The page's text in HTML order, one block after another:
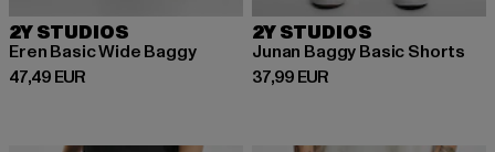
2Y STUDIOS
Eren Basic Wide Baggy
47,49 EUR
Derzeitiger Preis: 47,49 EUR
2Y STUDIOS
Junan Baggy Basic Shorts
37,99 EUR
Derzeitiger Preis: 37,99 EUR